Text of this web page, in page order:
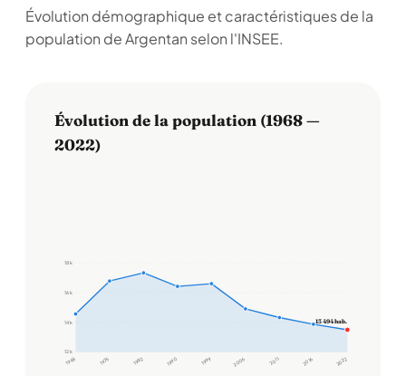
Évolution démographique et caractéristiques de la
population de Argentan selon l'INSEE.
Évolution de la population (1968 —
2022)
12 k
14 k
16 k
18 k
1968 1975 1982 1990 1999 2006 2011 2016 2022
13 494 hab.